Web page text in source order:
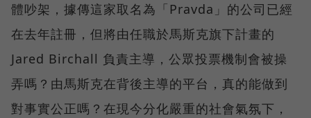
體吵架，據傳這家取名為「Pravda」的公司已經
在去年註冊，但將由任職於馬斯克旗下計畫的
Jared Birchall 負責主導，公眾投票機制會被操
弄嗎？由馬斯克在背後主導的平台，真的能做到
對事實公正嗎？在現今分化嚴重的社會氣氛下，